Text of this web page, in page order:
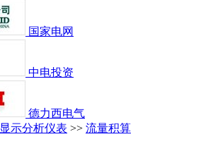
国家电网
中电投资
德力西电气
显示分析仪表 >> 流量积算